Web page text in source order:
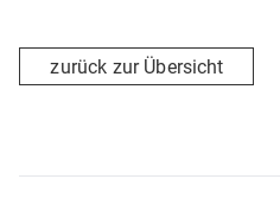
zurück zur Übersicht